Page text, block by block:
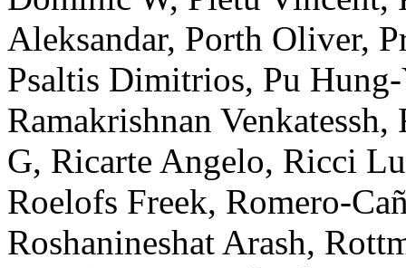
Aleksandar, Porth Oliver,
Psaltis Dimitrios, Pu
Ramakrishnan Venkatessh,
G, Ricarte Angelo, Ricci
Roelofs Freek, Romero-
Roshanineshat Arash,